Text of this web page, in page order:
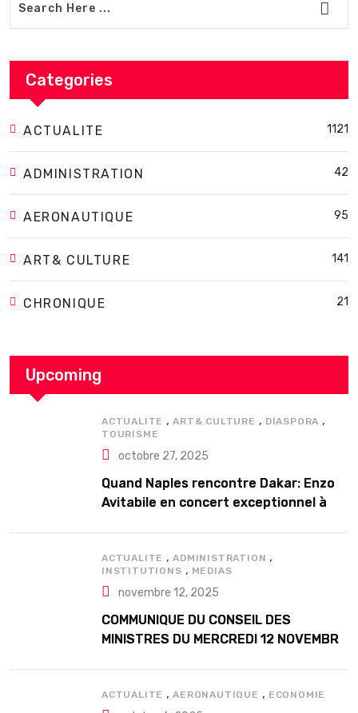
Categories
ACTUALITE 1121
ADMINISTRATION 42
AERONAUTIQUE 95
ART& CULTURE 141
CHRONIQUE 21
Upcoming
ACTUALITE ,ART& CULTURE , DIASPORA ,
TOURISME
octobre 27, 2025
Quand Naples rencontre Dakar: Enzo
Avitabile en concert exceptionnel à
ACTUALITE ,ADMINISTRATION ,
INSTITUTIONS , MEDIAS
novembre 12, 2025
COMMUNIQUE DU CONSEIL DES
MINISTRES DU MERCREDI 12 NOVEMBRE
ACTUALITE ,AERONAUTIQUE , ECONOMIE